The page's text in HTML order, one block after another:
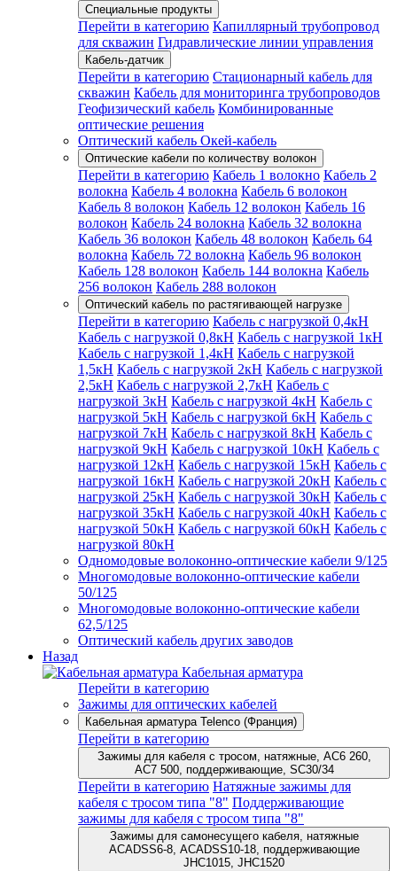
Специальные продукты
Перейти в категорию Капиллярный трубопровод
для скважин Гидравлические линии управления
Кабель-датчик
Перейти в категорию Стационарный кабель для
скважин Кабель для мониторинга трубопроводов
Геофизический кабель Комбинированные
оптические решения
Оптический кабель Окей-кабель
Оптические кабели по количеству волокон
Перейти в категорию Кабель 1 волокно Кабель 2
волокна Кабель 4 волокна Кабель 6 волокон
Кабель 8 волокон Кабель 12 волокон Кабель 16
волокон Кабель 24 волокна Кабель 32 волокна
Кабель 36 волокон Кабель 48 волокон Кабель 64
волокна Кабель 72 волокна Кабель 96 волокон
Кабель 128 волокон Кабель 144 волокна Кабель
256 волокон Кабель 288 волокон
Оптический кабель по растягивающей нагрузке
Перейти в категорию Кабель с нагрузкой 0,4кН
Кабель с нагрузкой 0,8кН Кабель с нагрузкой 1кН
Кабель с нагрузкой 1,4кН Кабель с нагрузкой
1,5кН Кабель с нагрузкой 2кН Кабель с нагрузкой
2,5кН Кабель с нагрузкой 2,7кН Кабель с
нагрузкой 3кН Кабель с нагрузкой 4кН Кабель с
нагрузкой 5кН Кабель с нагрузкой 6кН Кабель с
нагрузкой 7кН Кабель с нагрузкой 8кН Кабель с
нагрузкой 9кН Кабель с нагрузкой 10кН Кабель с
нагрузкой 12кН Кабель с нагрузкой 15кН Кабель с
нагрузкой 16кН Кабель с нагрузкой 20кН Кабель с
нагрузкой 25кН Кабель с нагрузкой 30кН Кабель с
нагрузкой 35кН Кабель с нагрузкой 40кН Кабель с
нагрузкой 50кН Кабель с нагрузкой 60кН Кабель с
нагрузкой 80кН
Одномодовые волоконно-оптические кабели 9/125
Многомодовые волоконно-оптические кабели
50/125
Многомодовые волоконно-оптические кабели
62,5/125
Оптический кабель других заводов
Назад
Кабельная арматура
Перейти в категорию
Зажимы для оптических кабелей
Кабельная арматура Telenco (Франция)
Перейти в категорию
Зажимы для кабеля с тросом, натяжные, AC6 260,
AC7 500, поддерживающие, SC30/34
Перейти в категорию Натяжные зажимы для
кабеля с тросом типа "8" Поддерживающие
зажимы для кабеля с тросом типа "8"
Зажимы для самонесущего кабеля, натяжные
ACADSS6-8, ACADSS10-18, поддерживающие
JHC1015, JHC1520